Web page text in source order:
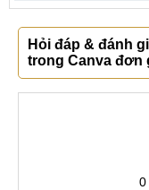
Hỏi đáp & đánh
trong Canva đơn
0